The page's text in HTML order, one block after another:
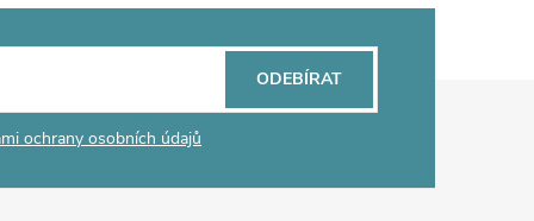
ochrany osobních údajů
ODEBÍRAT